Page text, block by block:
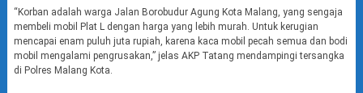
“Korban adalah warga Jalan Borobudur Agung Kota Malang, yang sengaja
membeli mobil Plat L dengan harga yang lebih murah. Untuk kerugian
mencapai enam puluh juta rupiah, karena kaca mobil pecah semua dan bodi
mobil mengalami pengrusakan,” jelas AKP Tatang mendampingi tersangka
di Polres Malang Kota.